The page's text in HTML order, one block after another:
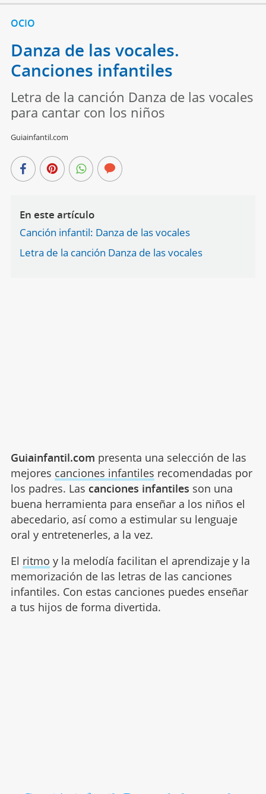
OCIO
Danza de las vocales.
Canciones infantiles
Letra de la canción Danza de las vocales
para cantar con los niños
Guiainfantil.com
En este artículo
Canción infantil: Danza de las vocales
Letra de la canción Danza de las vocales
Guiainfantil.com presenta una selección de las
mejores canciones infantiles recomendadas por
los padres. Las canciones infantiles son una
buena herramienta para enseñar a los niños el
abecedario, así como a estimular su lenguaje
oral y entretenerles, a la vez.
El ritmo y la melodía facilitan el aprendizaje y la
memorización de las letras de las canciones
infantiles. Con estas canciones puedes enseñar
a tus hijos de forma divertida.